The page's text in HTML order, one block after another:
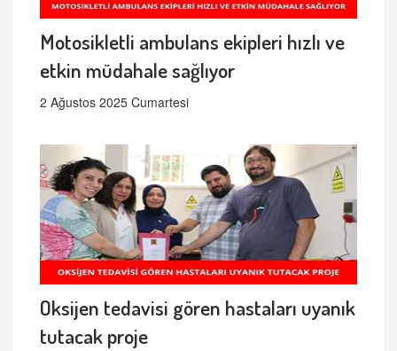
Motosikletli ambulans ekipleri hızlı ve
etkin müdahale sağlıyor
2 Ağustos 2025 Cumartesi
Oksijen tedavisi gören hastaları uyanık
tutacak proje